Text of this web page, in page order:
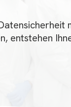
entstehen